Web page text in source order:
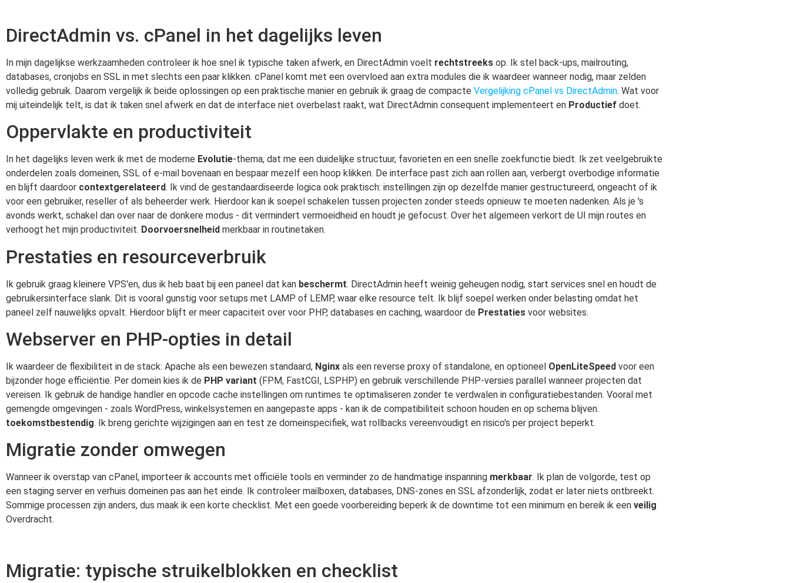
DirectAdmin vs. cPanel in het dagelijks leven
In mijn dagelijkse werkzaamheden controleer ik hoe snel ik typische taken afwerk, en DirectAdmin voelt rechtstreeks op. Ik stel back-ups, mailrouting,
databases, cronjobs en SSL in met slechts een paar klikken. cPanel komt met een overvloed aan extra modules die ik waardeer wanneer nodig, maar zelden
volledig gebruik. Daarom vergelijk ik beide oplossingen op een praktische manier en gebruik ik graag de compacte Vergelijking cPanel vs DirectAdmin. Wat voor
mij uiteindelijk telt, is dat ik taken snel afwerk en dat de interface niet overbelast raakt, wat DirectAdmin consequent implementeert en Productief doet.
Oppervlakte en productiviteit
In het dagelijks leven werk ik met de moderne Evolutie-thema, dat me een duidelijke structuur, favorieten en een snelle zoekfunctie biedt. Ik zet veelgebruikte
onderdelen zoals domeinen, SSL of e-mail bovenaan en bespaar mezelf een hoop klikken. De interface past zich aan rollen aan, verbergt overbodige informatie
en blijft daardoor contextgerelateerd. Ik vind de gestandaardiseerde logica ook praktisch: instellingen zijn op dezelfde manier gestructureerd, ongeacht of ik
voor een gebruiker, reseller of als beheerder werk. Hierdoor kan ik soepel schakelen tussen projecten zonder steeds opnieuw te moeten nadenken. Als je 's
avonds werkt, schakel dan over naar de donkere modus - dit vermindert vermoeidheid en houdt je gefocust. Over het algemeen verkort de UI mijn routes en
verhoogt het mijn productiviteit. Doorvoersnelheid merkbaar in routinetaken.
Prestaties en resourceverbruik
Ik gebruik graag kleinere VPS'en, dus ik heb baat bij een paneel dat kan beschermt. DirectAdmin heeft weinig geheugen nodig, start services snel en houdt de
gebruikersinterface slank. Dit is vooral gunstig voor setups met LAMP of LEMP, waar elke resource telt. Ik blijf soepel werken onder belasting omdat het
paneel zelf nauwelijks opvalt. Hierdoor blijft er meer capaciteit over voor PHP, databases en caching, waardoor de Prestaties voor websites.
Webserver en PHP-opties in detail
Ik waardeer de flexibiliteit in de stack: Apache als een bewezen standaard, Nginx als een reverse proxy of standalone, en optioneel OpenLiteSpeed voor een
bijzonder hoge efficiëntie. Per domein kies ik de PHP variant (FPM, FastCGI, LSPHP) en gebruik verschillende PHP-versies parallel wanneer projecten dat
vereisen. Ik gebruik de handige handler en opcode cache instellingen om runtimes te optimaliseren zonder te verdwalen in configuratiebestanden. Vooral met
gemengde omgevingen - zoals WordPress, winkelsystemen en aangepaste apps - kan ik de compatibiliteit schoon houden en op schema blijven.
toekomstbestendig. Ik breng gerichte wijzigingen aan en test ze domeinspecifiek, wat rollbacks vereenvoudigt en risico's per project beperkt.
Migratie zonder omwegen
Wanneer ik overstap van cPanel, importeer ik accounts met officiële tools en verminder zo de handmatige inspanning merkbaar. Ik plan de volgorde, test op
een staging server en verhuis domeinen pas aan het einde. Ik controleer mailboxen, databases, DNS-zones en SSL afzonderlijk, zodat er later niets ontbreekt.
Sommige processen zijn anders, dus maak ik een korte checklist. Met een goede voorbereiding beperk ik de downtime tot een minimum en bereik ik een veilig
Overdracht.
Migratie: typische struikelblokken en checklist